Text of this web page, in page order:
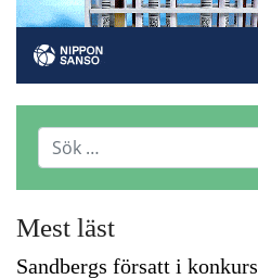
Mest läst
Sandbergs försatt i konkurs